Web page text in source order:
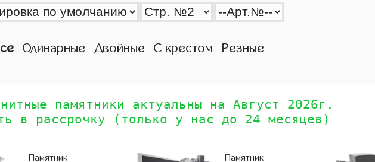
Одинарные Двойные С крестом Резные
памятники актуальны на Август 2026г.
в рассрочку (только у нас до 24 месяцев)
Памятник Памятник